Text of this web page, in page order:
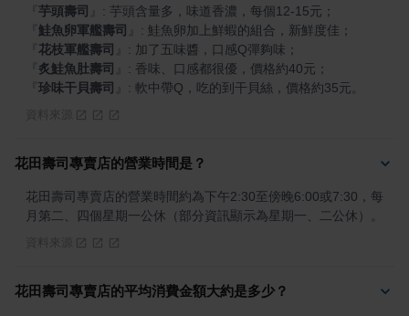
芋頭壽司
鮭魚卵軍艦壽司
花枝軍艦壽司
炙鮭魚肚壽司
珍味干貝壽司 : 軟中帶Q，吃的到干貝絲，價格約35元。
花田壽司專賣店的營業時間是？
花田壽司專賣店的營業時間約為下午2:30至傍晚6:00或7:30，每
月第二、四個星期一公休（部分資訊顯示為星期一、二公休）。
花田壽司專賣店的平均消費金額大約是多少？